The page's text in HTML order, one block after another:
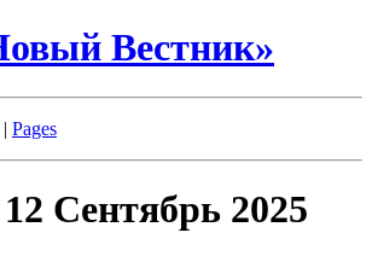
Вестник»
| Pages
Сентябрь 2025